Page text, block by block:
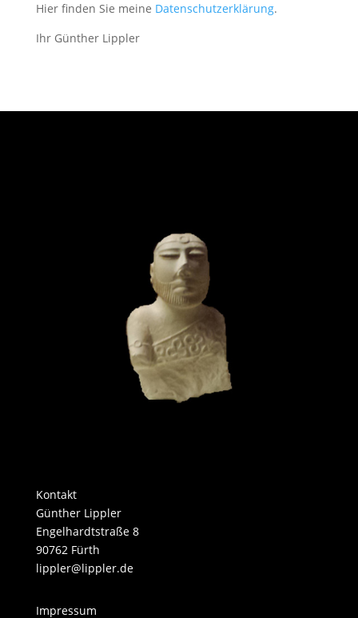
Hier finden Sie meine Datenschutzerklärung.
Ihr Günther Lippler
Kontakt
​​Günther Lippler
Engelhardtstraße 8
90762 Fürth
​lippler@lippler.de
Impressum